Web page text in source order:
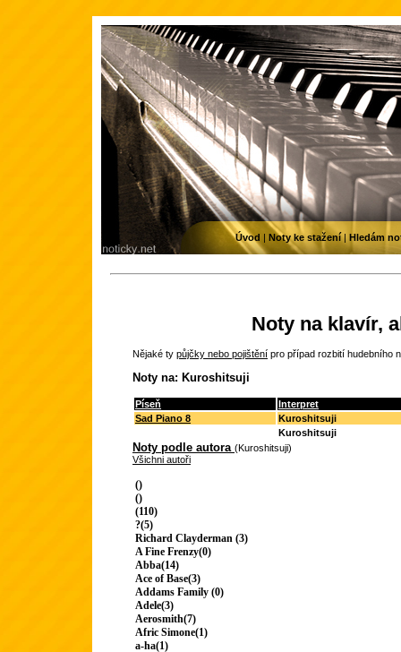
Noty na klavír,
Nějaké ty půjčky nebo pojištění pro případ rozbití hudebního
Noty na: Kuroshitsuji
Píseň
Interpret
Sad Piano 8
Kuroshitsuji
Kuroshitsuji
Noty podle autora (Kuroshitsuji)
Všichni autoři
()
()
(110)
?(5)
Richard Clayderman (3)
A Fine Frenzy(0)
Abba(14)
Ace of Base(3)
Addams Family (0)
Adele(3)
Aerosmith(7)
Afric Simone(1)
a-ha(1)
Úvod | Noty ke stažení| Hledám